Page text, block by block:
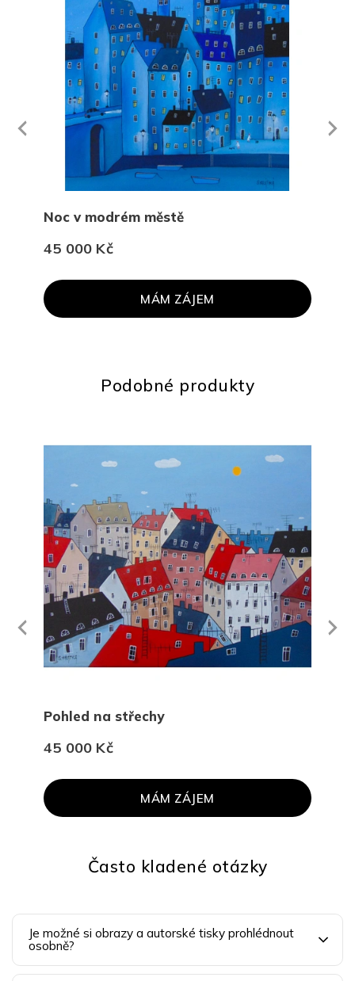
Noc v modrém městě
45 000 Kč
MÁM ZÁJEM
Next
Často kladené otázky
Je možné si obrazy a autorské tisky prohlédnout
osobně?
Podobné produkty
Pohled na střechy
45 000 Kč
MÁM ZÁJEM
Next